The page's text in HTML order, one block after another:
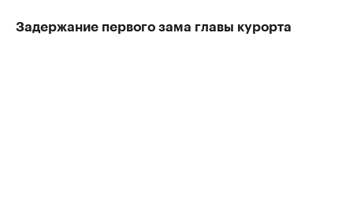
Задержание первого зама главы курорта